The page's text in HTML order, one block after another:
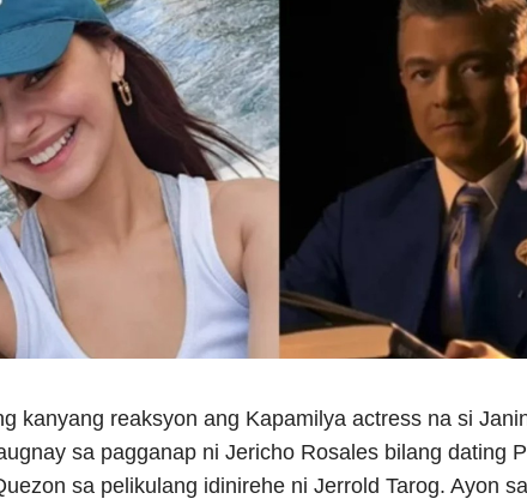
kanyang reaksyon ang Kapamilya actress na si
sa pagganap ni Jericho Rosales bilang dating
sa pelikulang idinirehe ni Jerrold Tarog. Ayon